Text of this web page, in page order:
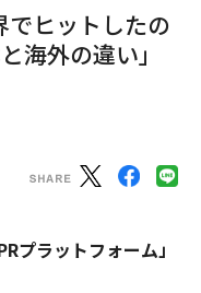
でヒットしたの
海外の違い」
プラットフォーム」